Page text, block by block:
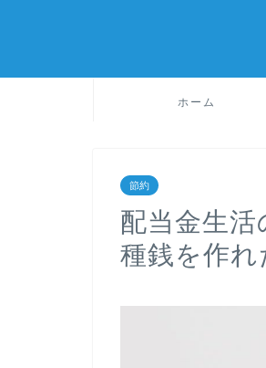
ホーム
節約
配当金生
種銭を作れ